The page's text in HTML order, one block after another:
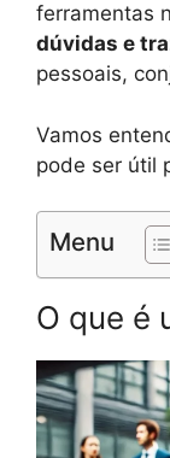
ferramentas
dúvidas e
pessoais,
Vamos
pode ser útil
Menu
O que é